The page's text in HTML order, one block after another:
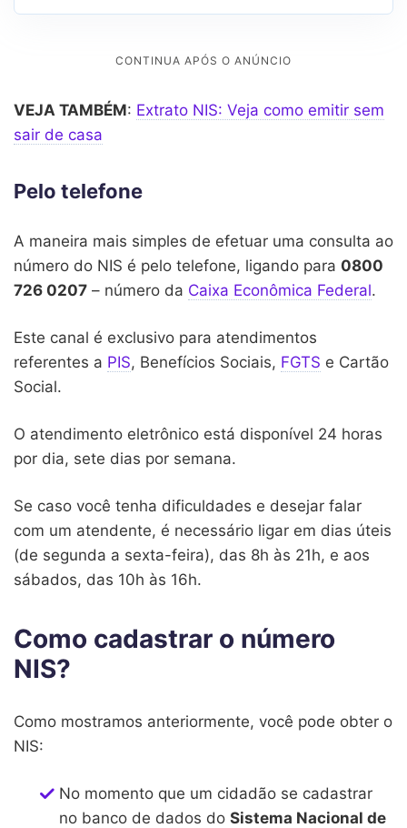
VEJA TAMBÉM: Extrato NIS: Veja como emitir sem
sair de casa
Pelo telefone
A maneira mais simples de efetuar uma consulta ao
número do NIS é pelo telefone, ligando para 0800
726 0207 – número da Caixa Econômica Federal.
Este canal é exclusivo para atendimentos
referentes a PIS, Benefícios Sociais, FGTS e Cartão
Social.
O atendimento eletrônico está disponível 24 horas
por dia, sete dias por semana.
Se caso você tenha dificuldades e desejar falar
com um atendente, é necessário ligar em dias úteis
(de segunda a sexta-feira), das 8h às 21h, e aos
sábados, das 10h às 16h.
Como cadastrar o número
NIS?
Como mostramos anteriormente, você pode obter o
NIS:
No momento que um cidadão se cadastrar
no banco de dados do Sistema Nacional de